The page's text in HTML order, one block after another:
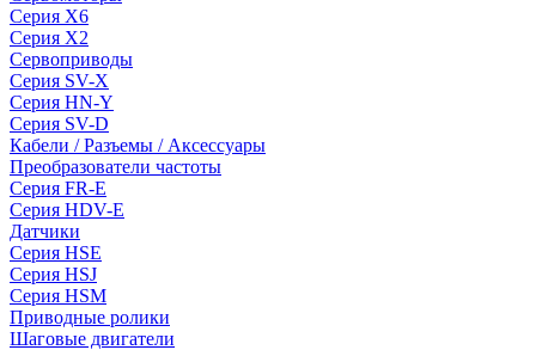
Серия X6
Серия X2
Сервоприводы
Серия SV-X
Серия HN-Y
Серия SV-D
Кабели / Разъемы / Аксессуары
Преобразователи частоты
Серия FR-E
Серия HDV-E
Датчики
Серия HSE
Серия HSJ
Серия HSM
Приводные ролики
Шаговые двигатели